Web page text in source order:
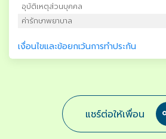
อุบัติเหตุส่วนบุคคล
ค่ารักษาพยาบาล
เงื่อนไขและข้อยกเว้นการทำประกัน
แชร์ต่อให้เพื่อน